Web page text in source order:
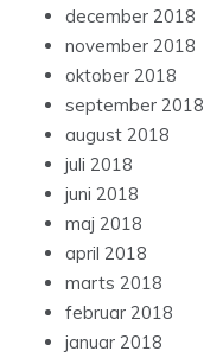
december 2018
november 2018
oktober 2018
september 2018
august 2018
juli 2018
juni 2018
maj 2018
april 2018
marts 2018
februar 2018
januar 2018